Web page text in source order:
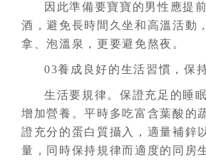
因此準備要寶寶的男性應提
酒，避免長時間久坐和高溫活動
拿、泡溫泉，更要避免熬夜。
03養成良好的生活習慣，保
生活要規律。保證充足的睡
增加營養。平時多吃富含葉酸的
證充分的蛋白質攝入，適量補鋅
量，同時保持規律而適度的同房